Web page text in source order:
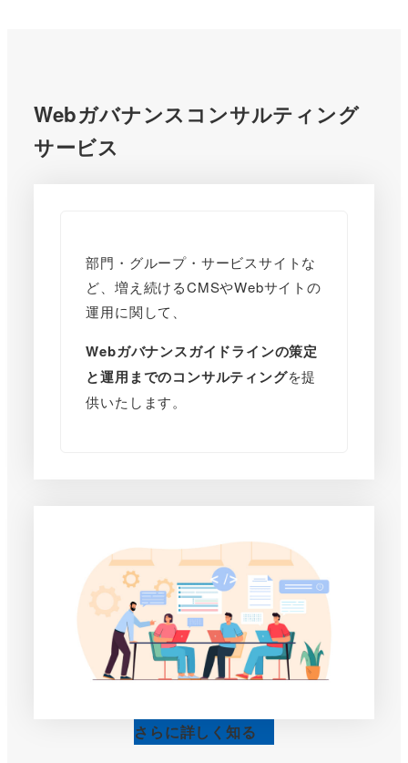
Webガバナンスコンサルティング
サービス
部門・グループ・サービスサイトな
ど、増え続けるCMSやWebサイトの
運用に関して、
Webガバナンスガイドラインの策定
と運用までのコンサルティングを提
供いたします。
さらに詳しく知る